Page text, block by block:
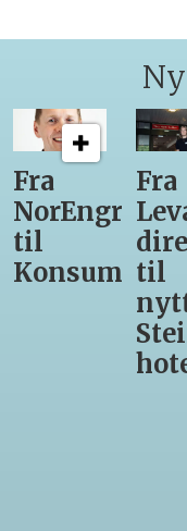
12
lærlinger
får
være
Servering
Fra
til